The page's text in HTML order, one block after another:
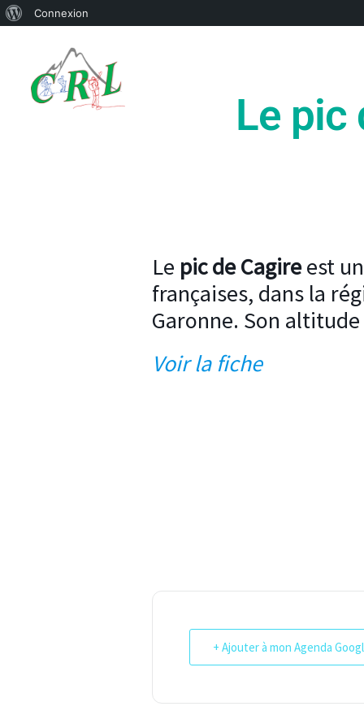
WordPress
Connexion
contenu
Le pic
Le pic de Cagireest
françaises, dans la
Garonne. Son
Voir la fiche
+ Ajouter à mon Agenda